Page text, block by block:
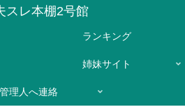
スレ本棚2号館
ランキング
姉妹サイト
管理人へ連絡